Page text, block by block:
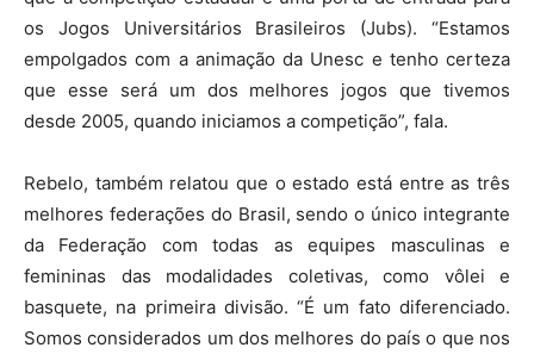
os Jogos Universitários Brasileiros (Jubs). “Estamos
empolgados com a animação da Unesc e tenho certeza
que esse será um dos melhores jogos que tivemos
desde 2005, quando iniciamos a competição”, fala.
Rebelo, também relatou que o estado está entre as três
melhores federações do Brasil, sendo o único integrante
da Federação com todas as equipes masculinas e
femininas das modalidades coletivas, como vôlei e
basquete, na primeira divisão. “É um fato diferenciado.
Somos considerados um dos melhores do país o que nos